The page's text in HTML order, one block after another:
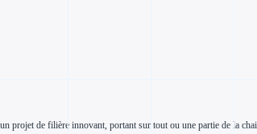
projet de filière innovant, portant sur tout ou une partie de la